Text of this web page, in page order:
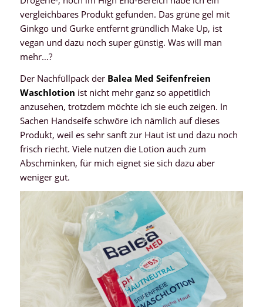
vergleichbares Produkt gefunden. Das grüne gel mit
Ginkgo und Gurke entfernt gründlich Make Up, ist
vegan und dazu noch super günstig. Was will man
mehr…?
Der Nachfüllpack der Balea Med Seifenfreien
Waschlotion ist nicht mehr ganz so appetitlich
anzusehen, trotzdem möchte ich sie euch zeigen. In
Sachen Handseife schwöre ich nämlich auf dieses
Produkt, weil es sehr sanft zur Haut ist und dazu noch
frisch riecht. Viele nutzen die Lotion auch zum
Abschminken, für mich eignet sie sich dazu aber
weniger gut.